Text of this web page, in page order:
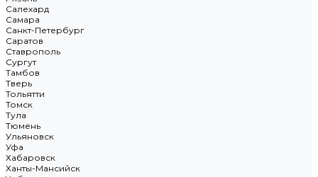
Салехард
Самара
Санкт-Петербург
Саратов
Ставрополь
Сургут
Тамбов
Тверь
Тольятти
Томск
Тула
Тюмень
Ульяновск
Уфа
Хабаровск
Ханты-Мансийск